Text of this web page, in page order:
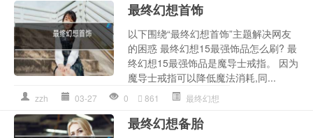
最终幻想首饰
以下围绕“最终幻想首饰”主题解决网友
的困惑 最终幻想15最强饰品怎么刷? 最
终幻想15最强饰品是魔导士戒指。 因为
魔导士戒指可以降低魔法消耗,同...
zzh 03-27 0 861 最终幻想
最终幻想备胎